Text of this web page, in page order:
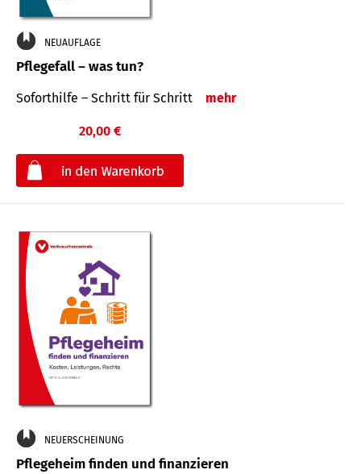
NEUAUFLAGE
Pflegefall – was tun?
Soforthilfe – Schritt für Schritt mehr
20,00 €
NEUERSCHEINUNG
Pflegeheim finden und finanzieren